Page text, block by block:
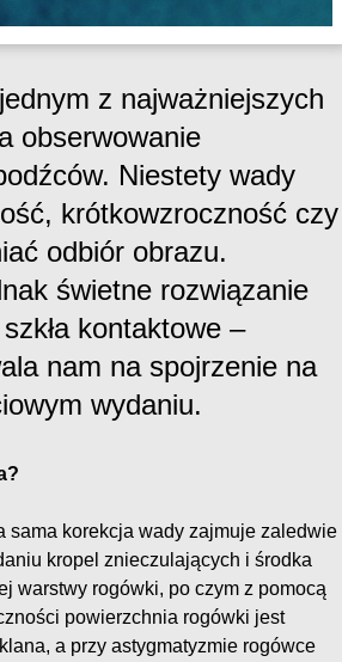
z najważniejszych
obserwowanie
Niestety wady
krótkowzroczność czy
odbiór obrazu.
świetne rozwiązanie
kontaktowe –
nam na spojrzenie na
wydaniu.
sama korekcja wady zajmuje zaledwie
kropel znieczulających i środka
warstwy rogówki, po czym z pomocą
powierzchnia rogówki jest
a przy astygmatyzmie rogówce